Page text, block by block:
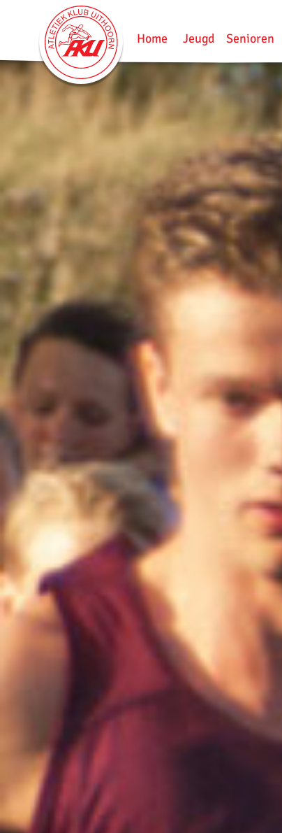
Home Jeugd Senioren